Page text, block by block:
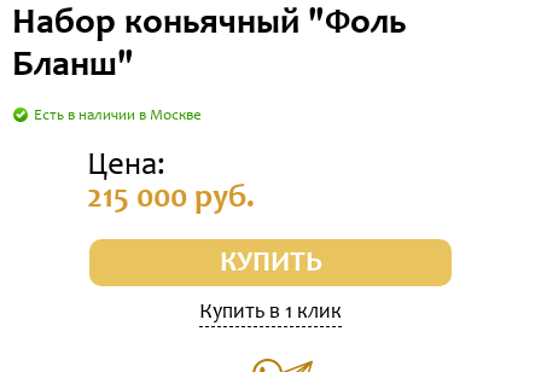
Набор коньячный "Фоль
Бланш"
Есть в наличии в Москве
Цена:
215 000 руб.
КУПИТЬ
Купить в 1 клик